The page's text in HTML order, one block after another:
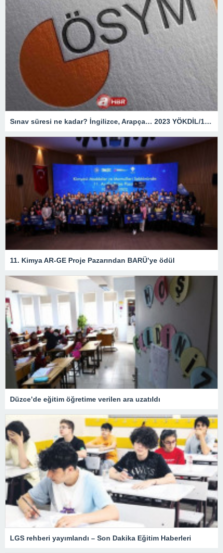
Sınav süresi ne kadar? İngilizce, Arapça… 2023 YÖKDİL/1 giriş belgesi ekranı
11. Kimya AR-GE Proje Pazarından BARÜ’ye ödül
Düzce’de eğitim öğretime verilen ara uzatıldı
LGS rehberi yayımlandı – Son Dakika Eğitim Haberleri